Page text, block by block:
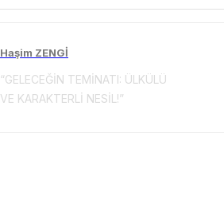
Haşim ZENGİ
“GELECEĞİN TEMİNATI: ÜLKÜLÜ
VE KARAKTERLİ NESİL!”